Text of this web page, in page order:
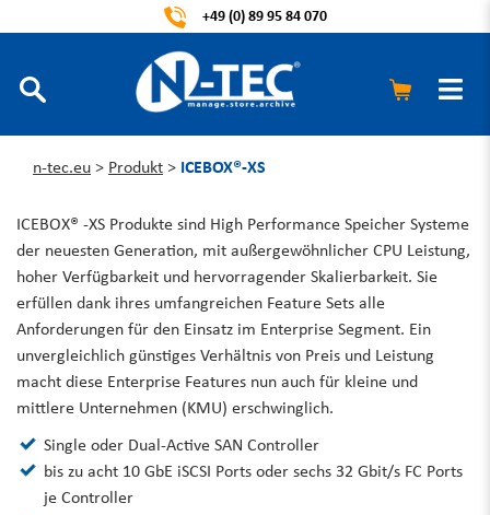
+49 (0) 89 95 84 070
n-tec.eu > Produkt > ICEBOX®-XS
ICEBOX® -XS Produkte sind High Performance Speicher Systeme
der neuesten Generation, mit außergewöhnlicher CPU Leistung,
hoher Verfügbarkeit und hervorragender Skalierbarkeit. Sie
erfüllen dank ihres umfangreichen Feature Sets alle
Anforderungen für den Einsatz im Enterprise Segment. Ein
unvergleichlich günstiges Verhältnis von Preis und Leistung
macht diese Enterprise Features nun auch für kleine und
mittlere Unternehmen (KMU) erschwinglich.
Single oder Dual-Active SAN Controller
bis zu acht 10 GbE iSCSI Ports oder sechs 32 Gbit/s FC Ports
je Controller